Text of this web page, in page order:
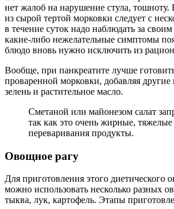
нет жалоб на нарушение стула, тошноту.
из сырой тертой морковки следует с
в течение суток надо наблюдать за
какие-либо нежелательные симптомы
блюдо вновь нужно исключить из
Вообще, при панкреатите лучше
проваренной морковки, добавляя
зелень и растительное масло.
Сметаной или майонезом салат
так как это очень жирные, тяжелые
переваривания продукты.
Овощное рагу
Для приготовления этого диетического
можно использовать несколько разных
тыква, лук, картофель. Этапы